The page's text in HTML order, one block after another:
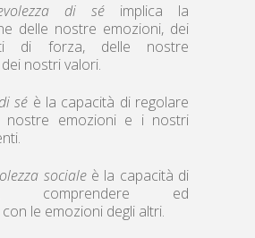
di sé implica la
delle nostre emozioni, dei
di forza, delle nostre
nostri valori.
sé è la capacità di regolare
nostre emozioni e i nostri
socialeè la capacità di
comprendere ed
le emozioni degli altri.